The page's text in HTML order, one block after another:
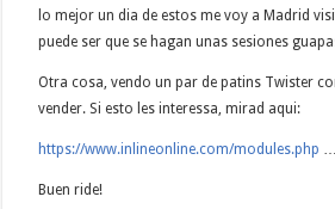
lo mejor un dia de estos me voy a Madrid
puede ser que se hagan unas sesiones
Otra cosa, vendo un par de patins Twister
vender. Si esto les interessa, mirad aqui:
https://www.inlineonline.com/modules.php
Buen ride!